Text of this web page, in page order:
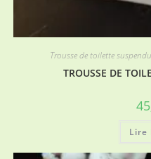
Trousse de toilette
TROUSSE DE
Lire